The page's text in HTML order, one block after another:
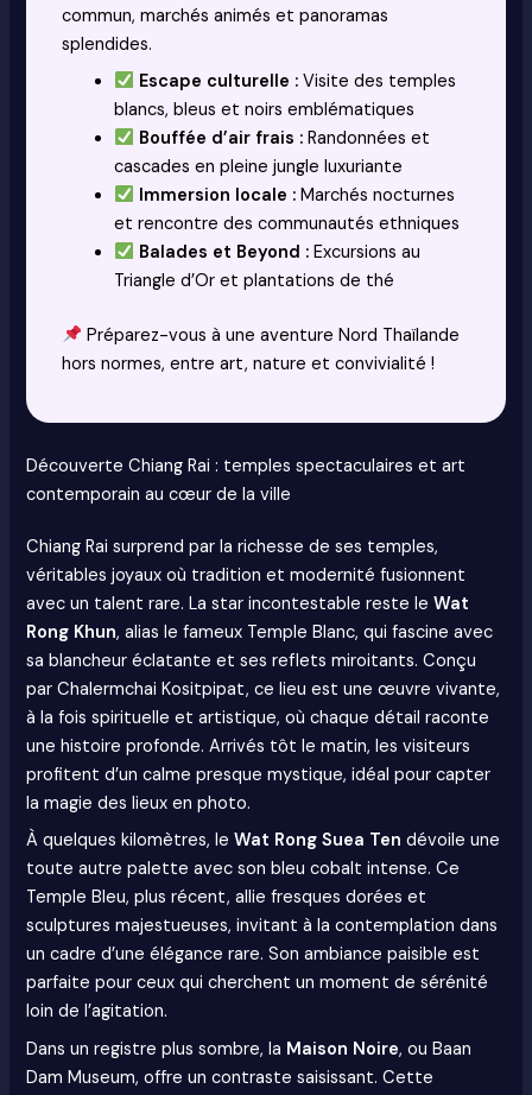
commun, marchés animés et panoramas
splendides.
Escape culturelle :Visite des temples
blancs, bleus et noirs emblématiques
Bouffée d’air frais :Randonnées et
cascades en pleine jungle luxuriante
Immersion locale :Marchés nocturnes
et rencontre des communautés ethniques
Balades et Beyond :Excursions au
Triangle d’Or et plantations de thé
Préparez-vous à une aventure Nord Thaïlande
hors normes, entre art, nature et convivialité !
Découverte Chiang Rai : temples spectaculaires et art
contemporain au cœur de la ville
Chiang Rai surprend par la richesse de ses temples,
véritables joyaux où tradition et modernité fusionnent
avec un talent rare. La star incontestable reste leWat
Rong Khun, alias le fameux Temple Blanc, qui fascine avec
sa blancheur éclatante et ses reflets miroitants. Conçu
par Chalermchai Kositpipat, ce lieu est une œuvre vivante,
à la fois spirituelle et artistique, où chaque détail raconte
une histoire profonde. Arrivés tôt le matin, les visiteurs
profitent d’un calme presque mystique, idéal pour capter
la magie des lieux en photo.
À quelques kilomètres, leWat Rong Suea Ten dévoile une
toute autre palette avec son bleu cobalt intense. Ce
Temple Bleu, plus récent, allie fresques dorées et
sculptures majestueuses, invitant à la contemplation dans
un cadre d’une élégance rare. Son ambiance paisible est
parfaite pour ceux qui cherchent un moment de sérénité
loin de l’agitation.
Dans un registre plus sombre, la Maison Noire, ou Baan
Dam Museum, offre un contraste saisissant. Cette